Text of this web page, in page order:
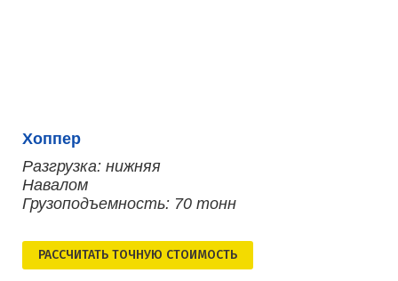
Хоппер
Разгрузка: нижняя
Навалом
Грузоподъемность: 70 тонн
РАСCЧИТАТЬ ТОЧНУЮ СТОИМОСТЬ